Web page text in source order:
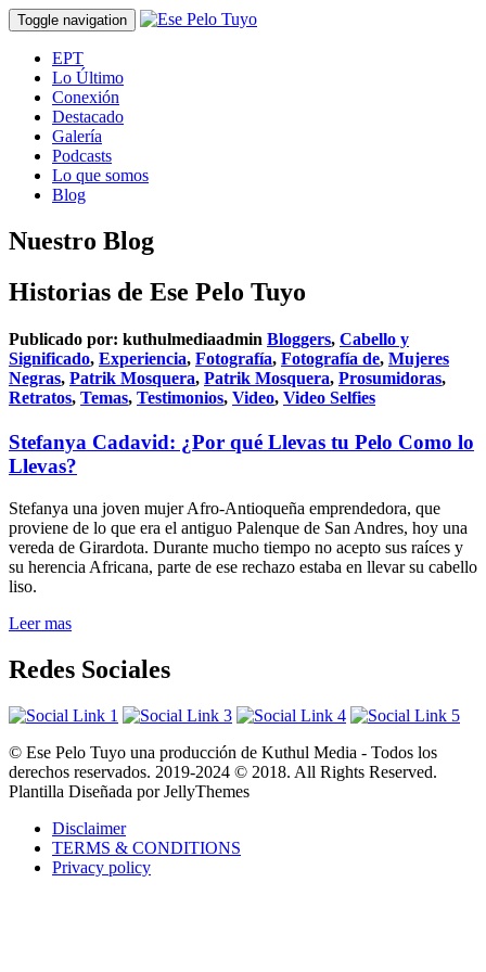
Toggle navigation
EPT
Lo Último
Conexión
Destacado
Galería
Podcasts
Lo que somos
Blog
Nuestro Blog
Historias de Ese Pelo Tuyo
Publicado por: kuthulmediaadmin Bloggers, Cabello y
Significado, Experiencia, Fotografía, Fotografía de, Mujeres
Negras, Patrik Mosquera, Patrik Mosquera, Prosumidoras,
Retratos, Temas, Testimonios, Video, Video Selfies
Stefanya Cadavid: ¿Por qué Llevas tu Pelo Como lo
Llevas?
Stefanya una joven mujer Afro-Antioqueña emprendedora, que
proviene de lo que era el antiguo Palenque de San Andres, hoy una
vereda de Girardota. Durante mucho tiempo no acepto sus raíces y
su herencia Africana, parte de ese rechazo estaba en llevar su cabello
liso.
Leer mas
Redes Sociales
© Ese Pelo Tuyo una producción de Kuthul Media - Todos los
derechos reservados. 2019-2024 © 2018. All Rights Reserved.
Plantilla Diseñada por JellyThemes
Disclaimer
TERMS & CONDITIONS
Privacy policy